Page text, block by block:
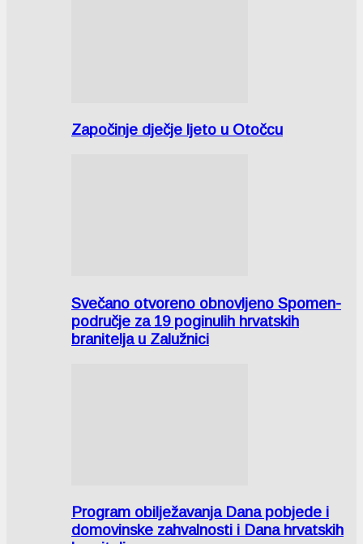
Započinje dječje ljeto u Otočcu
Svečano otvoreno obnovljeno Spomen-
područje za 19 poginulih hrvatskih
branitelja u Zalužnici
Program obilježavanja Dana pobjede i
domovinske zahvalnosti i Dana hrvatskih